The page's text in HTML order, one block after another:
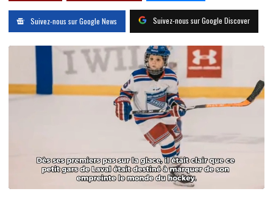
Suivez-nous sur Google News Suivez-nous sur Google Discover